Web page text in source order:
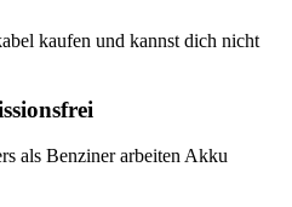
kaufen und kannst dich nicht
als Benziner arbeiten Akku